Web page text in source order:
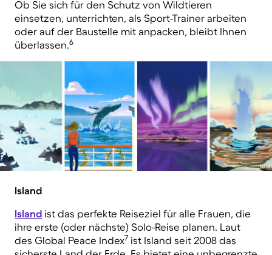
Ob Sie sich für den Schutz von Wildtieren
einsetzen, unterrichten, als Sport-Trainer arbeiten
oder auf der Baustelle mit anpacken, bleibt Ihnen
überlassen.6
Island
Island ist das perfekte Reiseziel für alle Frauen, die
ihre erste (oder nächste) Solo-Reise planen. Laut
des Global Peace Index7 ist Island seit 2008 das